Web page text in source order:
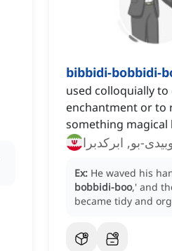
bibbidi-bobbidi-
used colloquially to
enchantment or to
something magical
بو, ابرکدبرا
Ex: He waved his
bobbidi-boo,' and
became tidy and